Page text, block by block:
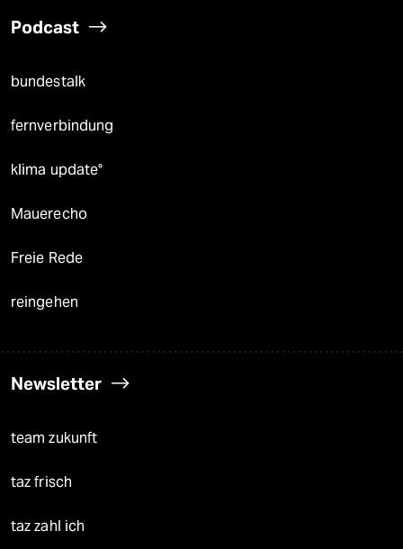
Podcast
bundestalk
fernverbindung
klima update°
Mauerecho
Freie Rede
reingehen
Newsletter
team zukunft
taz frisch
taz zahl ich